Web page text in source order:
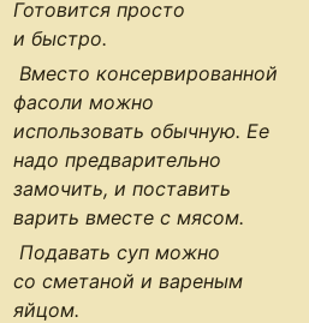
Готовится просто
и быстро.
Вместо консервированной
фасоли можно
использовать обычную. Ее
надо предварительно
замочить, и поставить
варить вместе с мясом.
Подавать суп можно
со сметаной и вареным
яйцом.